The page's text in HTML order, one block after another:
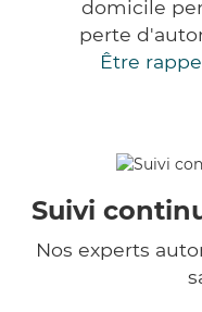
domicile
perte
Être
Suivi
Nos experts